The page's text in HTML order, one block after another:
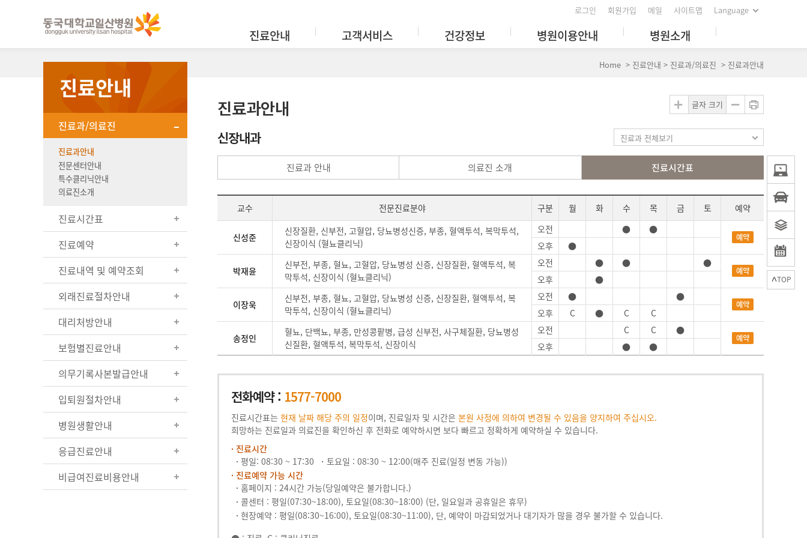
로그인 회원가입 메일 사이트맵 Language
진료안내 고객서비스 건강정보 병원이용안내 병원소개
진료안내
진료과/의료진
진료과안내
전문센터안내
특수클리닉안내
의료진소개
진료시간표
진료예약
진료내역 및 예약조회
외래진료절차안내
대리처방안내
보험별진료안내
의무기록사본발급안내
입퇴원절차안내
병원생활안내
응급진료안내
비급여진료비용안내
글자 크기
Home > 진료안내 > 진료과/의료진 > 진료과안내
진료과안내
진료과 전체보기
신장내과
진료과 안내 의료진 소개 진료시간표
교수 전문진료분야 구분 월 화 수 목 금 토 예약
신성준
신장질환, 신부전, 고혈압, 당뇨병성신증, 부종, 혈액투석, 복막투석,
신장이식 (혈뇨클리닉)
오전 ● ●
예약
오후
●
박재윤
신부전, 부종, 혈뇨, 고혈압, 당뇨병성 신증, 신장질환, 혈액투석, 복
막투석, 신장이식 (혈뇨클리닉)
오전 ● ● ●
예약
오후
●
이장욱
신부전, 부종, 혈뇨, 고혈압, 당뇨병성 신증, 신장질환, 혈액투석, 복
막투석, 신장이식 (혈뇨클리닉)
오전 ● ●
예약
오후 C ● C
C
송정인
혈뇨, 단백뇨, 부종, 만성콩팥병, 급성 신부전, 사구체질환, 당뇨병성
신질환, 혈액투석, 복막투석, 신장이식
오전 C C ●
예약
오후 ● ●
전화예약 : 1577-7000
진료시간표는현재 날짜 해당 주의 일정이며, 진료일자 및 시간은 본원 사정에 의하여 변경될 수 있음을 양지하여 주십시오.
희망하는 진료일과 의료진을 확인하신 후 전화로 예약하시면 보다 빠르고 정확하게 예약하실 수 있습니다.
진료시간
평일: 08:30 ~ 17:30
토요일 : 08:30 ~ 12:00(매주 진료(일정 변동 가능))
진료예약 가능 시간
홈페이지 : 24시간 가능(당일예약은 불가합니다.)
콜센터 : 평일(07:30~18:00), 토요일(08:30~18:00) (단, 일요일과 공휴일은 휴무)
현장예약 : 평일(08:30~16:00), 토요일(08:30~11:00), 단, 예약이 마감되었거나 대기자가 많을 경우 불가할 수 있습니다.
TOP